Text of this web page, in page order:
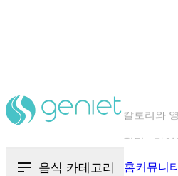
음식 카테고리 홈커뮤니티